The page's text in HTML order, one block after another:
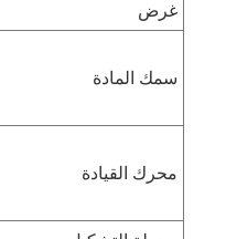
غرض
سمك المادة
محرك القيادة